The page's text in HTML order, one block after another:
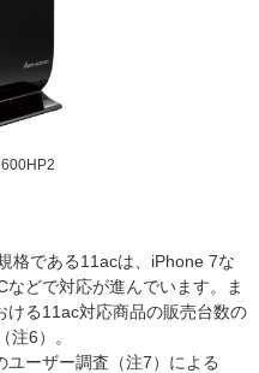
格である11acは、iPhone 7な
どで対応が進んでいます。ま
ける11ac対応商品の販売台数の
注6）。
ーザー調査（注7）による